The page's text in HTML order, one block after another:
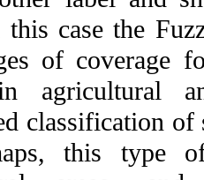
this case the
of coverage
agricultural
classification of
this type